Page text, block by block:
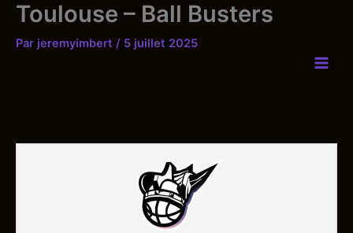
Aller
contenu
Toulouse – Ball Busters
Par jeremyimbert / 5 juillet 2025